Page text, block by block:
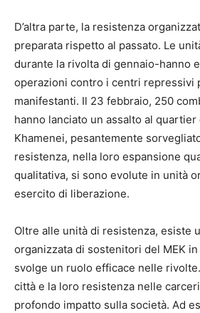
D’altra parte, la resistenza
preparata rispetto al passato. Le
durante la rivolta di gennaio-hanno
operazioni contro i centri repressivi
manifestanti. Il 23 febbraio, 250
hanno lanciato un assalto al quartier
Khamenei, pesantemente
resistenza, nella loro espansione
qualitativa, si sono evolute in unità
esercito di liberazione.
Oltre alle unità di resistenza, esiste
organizzata di sostenitori del MEK
svolge un ruolo efficace nelle
città e la loro resistenza nelle
profondo impatto sulla società. Ad